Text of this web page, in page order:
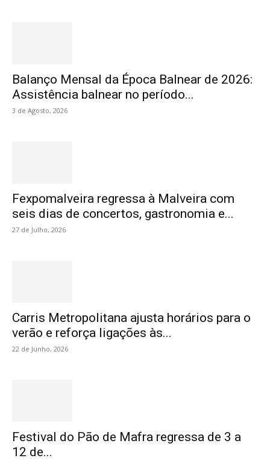
Balanço Mensal da Época Balnear de 2026:
Assistência balnear no período...
3 de Agosto, 2026
Fexpomalveira regressa à Malveira com
seis dias de concertos, gastronomia e...
27 de Julho, 2026
Carris Metropolitana ajusta horários para o
verão e reforça ligações às...
22 de Junho, 2026
Festival do Pão de Mafra regressa de 3 a
12 de...